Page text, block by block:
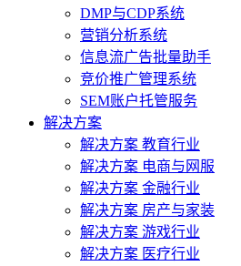
DMP与CDP系统
营销分析系统
信息流广告批量助手
竞价推广管理系统
SEM账户托管服务
解决方案
解决方案 教育行业
解决方案 电商与网服
解决方案 金融行业
解决方案 房产与家装
解决方案 游戏行业
解决方案 医疗行业